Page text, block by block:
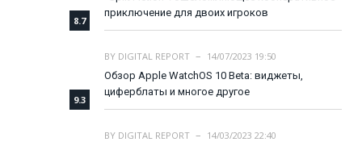
8.7
приключение для двоих игроков
9.3
BY DIGITAL REPORT
14/07/2023 19:50
Обзор Apple WatchOS 10 Beta: виджеты,
циферблаты и многое другое
BY DIGITAL REPORT
14/03/2023 22:40